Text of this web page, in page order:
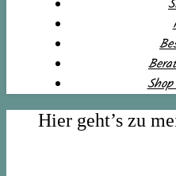
Hier geht’s zu